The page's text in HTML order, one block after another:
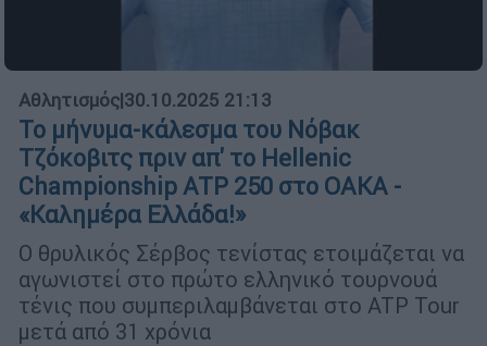
Αθλητισμός|30.10.2025 21:13
Το μήνυμα-κάλεσμα του Νόβακ
Τζόκοβιτς πριν απ' το Hellenic
Championship ATP 250 στο ΟΑΚΑ -
«Καλημέρα Ελλάδα!»
Ο θρυλικός Σέρβος τενίστας ετοιμάζεται να
αγωνιστεί στο πρώτο ελληνικό τουρνουά
τένις που συμπεριλαμβάνεται στο ATP Tour
μετά από 31 χρόνια